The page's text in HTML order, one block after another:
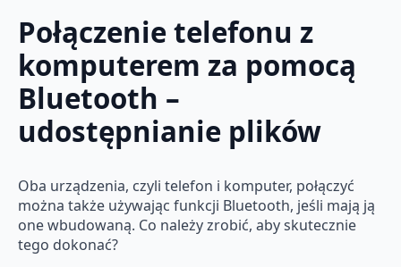
Połączenie telefonu z
komputerem za pomocą
Bluetooth –
udostępnianie plików
Oba urządzenia, czyli telefon i komputer, połączyć
można także używając funkcji Bluetooth, jeśli mają ją
one wbudowaną. Co należy zrobić, aby skutecznie
tego dokonać?